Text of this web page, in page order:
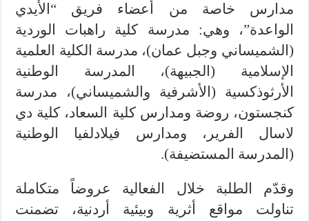
مدارس خاصة من أعضاء فريق “الأيدي
الواعدة”، وهي: مدرسة كلية راهبات الوردية
(الشميساني وجبل عمان)، مدرسة الكلية العلمية
الإسلامية (الجبيهة)، المدرسة الوطنية
الأرثوذكسية (الأشرفية والشميساني)، مدرسة
كنجستون، روضة ومدارس كلية السعاد، كلية دي
لاسال الفرير، ومدارس فيلادلفيا الوطنية
(المدرسة المستضيفة).
وقدّم الطلبة خلال الفعالية عروضاً متكاملة
تناولت مواقع أثرية وبيئية أردنية، تضمنت